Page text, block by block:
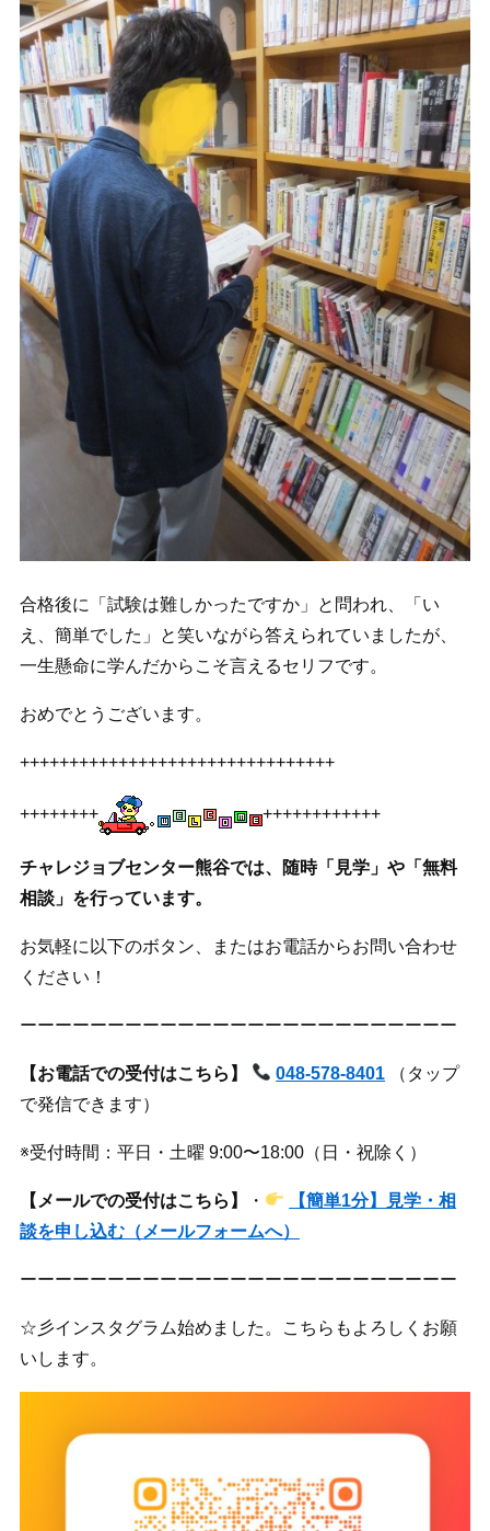
合格後に「試験は難しかったですか」と問われ、「い
え、簡単でした」と笑いながら答えられていましたが、
一生懸命に学んだからこそ言えるセリフです。
おめでとうございます。
++++++++++++++++++++++++++++++++
++++++++ ++++++++++++
チャレジョブセンター熊谷では、随時「見学」や「無料
相談」を行っています。
お気軽に以下のボタン、またはお電話からお問い合わせ
ください！
ーーーーーーーーーーーーーーーーーーーーーーーーー
【お電話での受付はこちら】 048-578-8401 （タップ
で発信できます）
※受付時間：平日・土曜 9:00〜18:00（日・祝除く）
【メールでの受付はこちら】 ・
【簡単1分】見学・相
談を申し込む（メールフォームへ）
ーーーーーーーーーーーーーーーーーーーーーーーーー
☆彡インスタグラム始めました。こちらもよろしくお願
いします。